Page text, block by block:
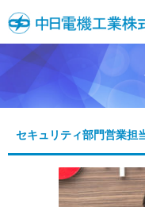
セキュリティ部門営業担